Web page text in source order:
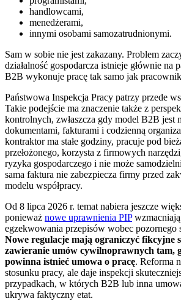
handlowcami,
menedżerami,
innymi osobami samozatrudnionymi.
Sam w sobie nie jest zakazany. Problem
działalność gospodarcza istnieje głównie na
B2B wykonuje pracę tak samo jak
Państwowa Inspekcja Pracy patrzy przede
Takie podejście ma znaczenie także z
kontrolnych, zwłaszcza gdy model B2B jest
dokumentami, fakturami i codzienną
kontraktor ma stałe godziny, pracuje pod
przełożonego, korzysta z firmowych
ryzyka gospodarczego i nie może
sama faktura nie zabezpiecza firmy przed
modelu współpracy.
Od 8 lipca 2026 r. temat nabiera jeszcze
ponieważ nowe uprawnienia PIP
egzekwowania przepisów wobec pozornego
Nowe regulacje mają ograniczyć fikcyjne
zawieranie umów cywilnoprawnych tam,
powinna istnieć umowa o pracę. Reforma
stosunku pracy, ale daje inspekcji
przypadkach, w których B2B lub inna
ukrywa faktyczny etat.